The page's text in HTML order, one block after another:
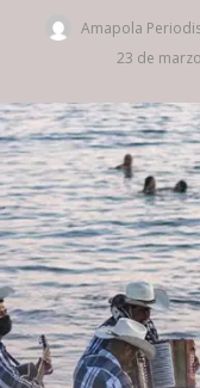
Amapola
23 de